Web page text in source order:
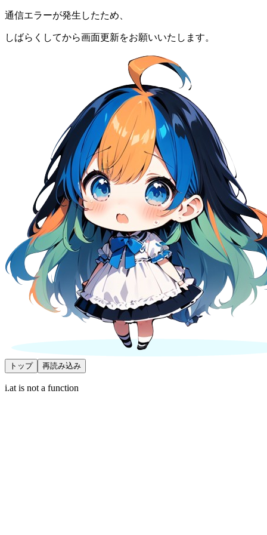
通信エラーが発生したため、
しばらくしてから画面更新をお願いいたします。
トップ 再読み込み
i.at is not a function